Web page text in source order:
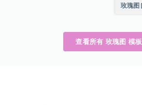
玫瑰图
查看所有 玫瑰图 模板